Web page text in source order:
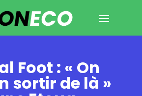
Foot : « On
sortir de là »